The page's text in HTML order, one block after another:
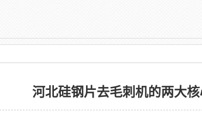
河北硅钢片去毛刺机的两大